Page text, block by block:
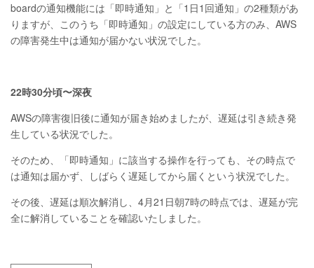
boardの通知機能には「即時通知」と「1日1回通知」の2種類があ
りますが、このうち「即時通知」の設定にしている方のみ、AWS
の障害発生中は通知が届かない状況でした。
22時30分頃〜深夜
AWSの障害復旧後に通知が届き始めましたが、遅延は引き続き発
生している状況でした。
そのため、「即時通知」に該当する操作を行っても、その時点で
は通知は届かず、しばらく遅延してから届くという状況でした。
その後、遅延は順次解消し、4月21日朝7時の時点では、遅延が完
全に解消していることを確認いたしました。